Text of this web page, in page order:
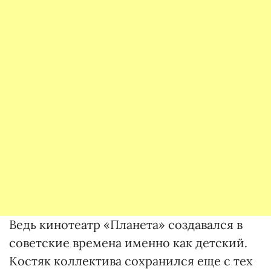
Ведь кинотеатр «Планета» создавался в
советские времена именно как детский.
Костяк коллектива сохранился еще с тех